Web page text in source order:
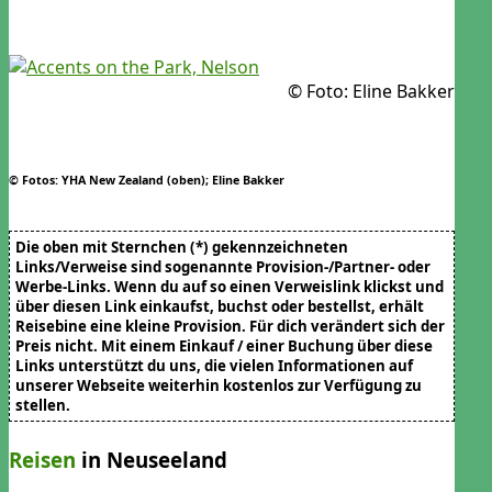
© Foto: Eline Bakker
© Fotos: YHA New Zealand (oben); Eline Bakker
Die oben mit Sternchen (*) gekennzeichneten
Links/Verweise sind sogenannte Provision-/Partner- oder
Werbe-Links. Wenn du auf so einen Verweislink klickst und
über diesen Link einkaufst, buchst oder bestellst, erhält
Reisebine eine kleine Provision. Für dich verändert sich der
Preis nicht. Mit einem Einkauf / einer Buchung über diese
Links unterstützt du uns, die vielen Informationen auf
unserer Webseite weiterhin kostenlos zur Verfügung zu
stellen.
Reisen in Neuseeland